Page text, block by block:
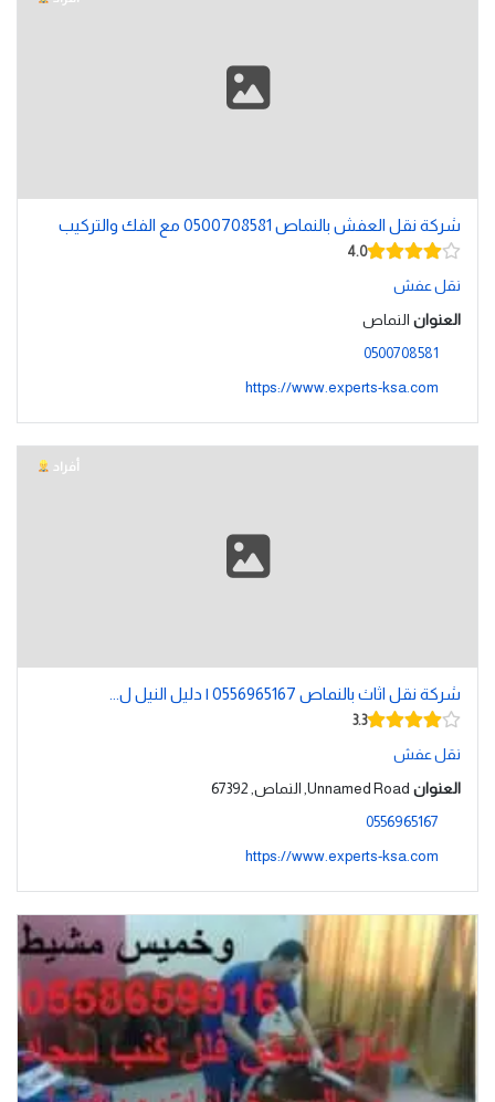
شركة نقل العفش بالنماص 0500708581 مع الفك والتركيب
4.0
نقل عفش
العنوان النماص
0500708581
https://www.experts-ksa.com
أفراد
شركة نقل اثاث بالنماص 0556965167 | دليل النيل ل...
3.3
نقل عفش
العنوان Unnamed Road, النماص, 67392
0556965167
https://www.experts-ksa.com